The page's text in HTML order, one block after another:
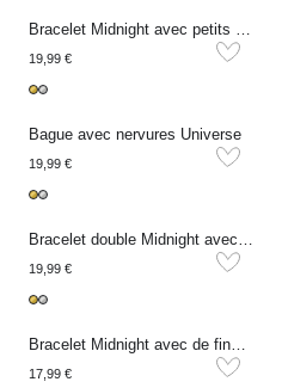
19,99 €
Bague avec nervures Universe
19,99 €
19,99 €
17,99 €